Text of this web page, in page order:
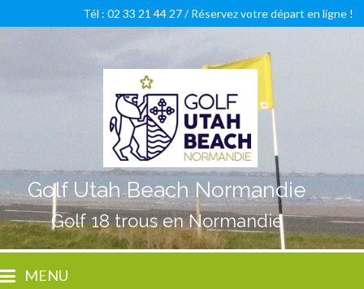
Golf Utah Beach Normandie
Golf 18 trous en Normandie
Tél : 02 33 21 44 27 /Réservez votre départ en ligne !
MENU